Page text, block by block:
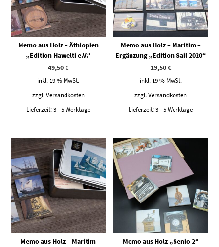
Memo aus Holz – Äthiopien
„Edition Hawelti e.V.“
49,50€
inkl. 19 % MwSt.
zzgl. Versandkosten
Lieferzeit: 3 - 5 Werktage
Memo aus Holz – Maritim –
Ergänzung „Edition Sail 2020“
19,50€
inkl. 19 % MwSt.
zzgl.Versandkosten
Lieferzeit:3 - 5 Werktage
Memo aus Holz – Maritim
Memo aus Holz „Senio 2“